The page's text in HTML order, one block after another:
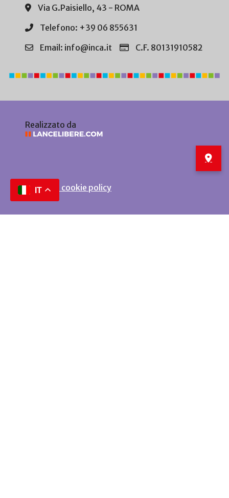
Via G.Paisiello, 43 - ROMA
Telefono: +39 06 855631
Email: info@inca.it
C.F. 80131910582
Realizzato da
Privacy e cookie policy
IT